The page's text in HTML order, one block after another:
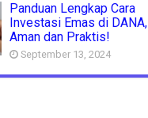
Panduan Lengkap Cara
Investasi Emas di DANA,
Aman dan Praktis!
September 13, 2024